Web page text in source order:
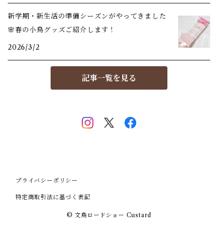
新学期・新生活の準備シーズンがやってきました
🌸春の小鳥グッズご紹介します！
2026/3/2
記事一覧を見る
プライバシーポリシー
特定商取引法に基づく表記
© 文鳥ロードショー Custard